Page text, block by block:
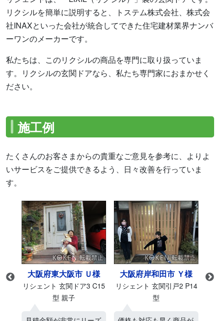
リクシルを簡単に説明すると、トステム株式会社、株式会
社INAXといった会社が統合してできた住宅建材業界ナンバ
ーワンのメーカーです。
私たちは、このリクシルの商品を専門に取り扱っていま
す。リクシルの玄関ドアなら、私たち専門家におまかせく
ださい。
施工例
たくさんのお客さまからの貴重なご意見を参考に、よりよ
いサービスをご提供できるよう、日々改善を行っていま
す。
大阪府東大阪市 Ｕ様
リシェント 玄関ドア3 C15
型 親子
大阪府岸和田市 Ｙ様
リシェント 玄関引戸2 P14
型